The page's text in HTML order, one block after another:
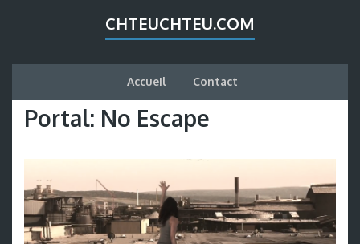
CHTEUCHTEU.COM
Accueil Contact
Portal: No Escape